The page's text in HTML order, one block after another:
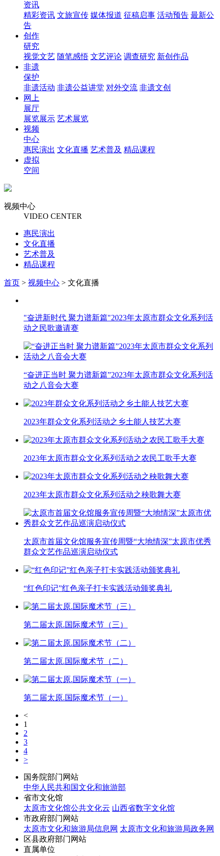
资讯
精彩资讯 文旅宣传 媒体报道 征稿启事 活动预告 最新公
告
创作
研究
视觉文艺 随笔感悟 文艺评论 调查研究 新创作品
非遗
保护
非遗活动 非遗公益讲堂 对外交流 非遗文创
网上
展厅
展览展示 艺术展览
视频
中心
惠民演出 文化直播 艺术普及 精品课程
虚拟
空间
视频中心
VIDEO CENTER
惠民演出
文化直播
艺术普及
精品课程
首页 > 视频中心 > 文化直播
"奋进新时代 聚力谱新篇"2023年太原市群众文化系列活
动之民歌邀请赛
“奋进正当时 聚力谱新篇”2023年太原市群众文化系列活
动之八音会大赛
2023年群众文化系列活动之乡土能人技艺大赛
2023年太原市群众文化系列活动之农民工歌手大赛
2023年太原市群众文化系列活动之秧歌舞大赛
太原市首届文化馆服务宣传周暨“大地情深”太原市优秀
群众文艺作品巡演启动仪式
“红色印记”红色亲子打卡实践活动颁奖典礼
第二届太原.国际魔术节（三）
第二届太原.国际魔术节（二）
第二届太原.国际魔术节（一）
<
1
2
3
4
>
国务院部门网站
中华人民共和国文化和旅游部
省市文化馆
太原市文化馆公共文化云 山西省数字文化馆
市政府部门网站
太原市文化和旅游局信息网 太原市文化和旅游局政务网
区县政府部门网站
直属单位